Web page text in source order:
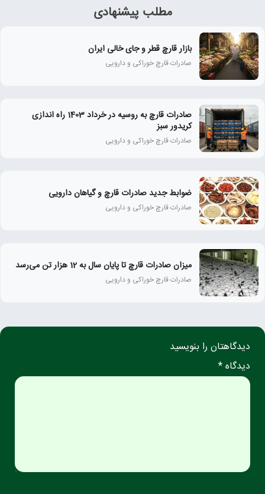
مطلب پیشنهادی
بازار قارچ قطر و جای خالی ایران
صادرات قارچ خوراکی و دارویی
صادرات قارچ به روسیه در خرداد 1403 راه اندازی
کریدور سبز
صادرات قارچ خوراکی و دارویی
ضوابط جدید صادرات قارچ و گیاهان دارویی
صادرات قارچ خوراکی و دارویی
میزان صادرات قارچ تا پایان سال به 12 هزار تن می‌رسد
صادرات قارچ خوراکی و دارویی
دیدگاهتان را بنویسید
دیدگاه *